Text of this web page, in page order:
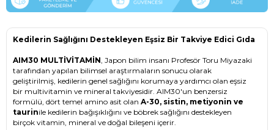
Kedilerin Sağlığını Destekleyen Eşsiz Bir Takviye Edici Gıda
AIM30 MULTİVİTAMİN , Japon bilim insanı Profesör Toru Miyazaki
tarafından yapılan bilimsel araştırmaların sonucu olarak
geliştirilmiş, kedilerin genel sağlığını korumaya yardımcı olan eşsiz
bir multivitamin ve mineral takviyesidir. AIM30'un benzersiz
formülü, dört temel amino asit olan A-30, sistin, metiyonin ve
taurinile kedilerin bağışıklığını ve böbrek sağlığını destekleyen
birçok vitamin, mineral ve doğal bileşeni içerir.